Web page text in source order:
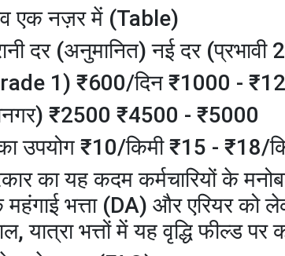
एक नज़र में (Table)
दर (अनुमानित) नई दर (प्रभावी
1) ₹600/दिन ₹1000 -
₹2500 ₹4500 - ₹5000
उपयोग ₹10/किमी ₹15 - ₹18/
का यह कदम कर्मचारियों के
भत्ता (DA) और एरियर को
यात्रा भत्तों में यह वृद्धि फील्ड